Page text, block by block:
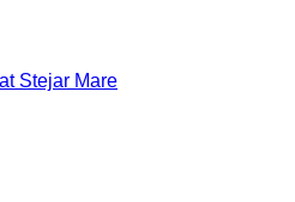
Stejar Mare